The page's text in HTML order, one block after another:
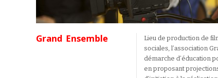
Grand Ensemble
Lieu de production de
sociales, l’association
démarche d’éducation
en proposant